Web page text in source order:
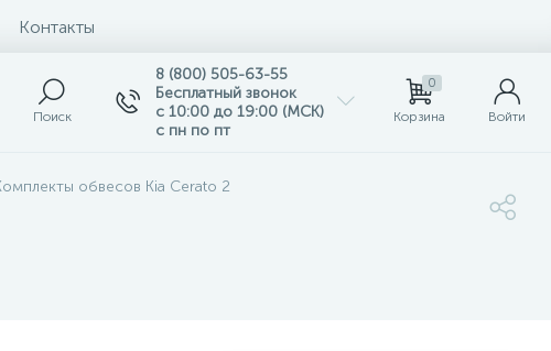
Контакты
Поиск
8 (800) 505-63-55
Бесплатный звонок
с 10:00 до 19:00 (МСК)
с пн по пт
0
Корзина Войти
обвесов Kia Cerato 2